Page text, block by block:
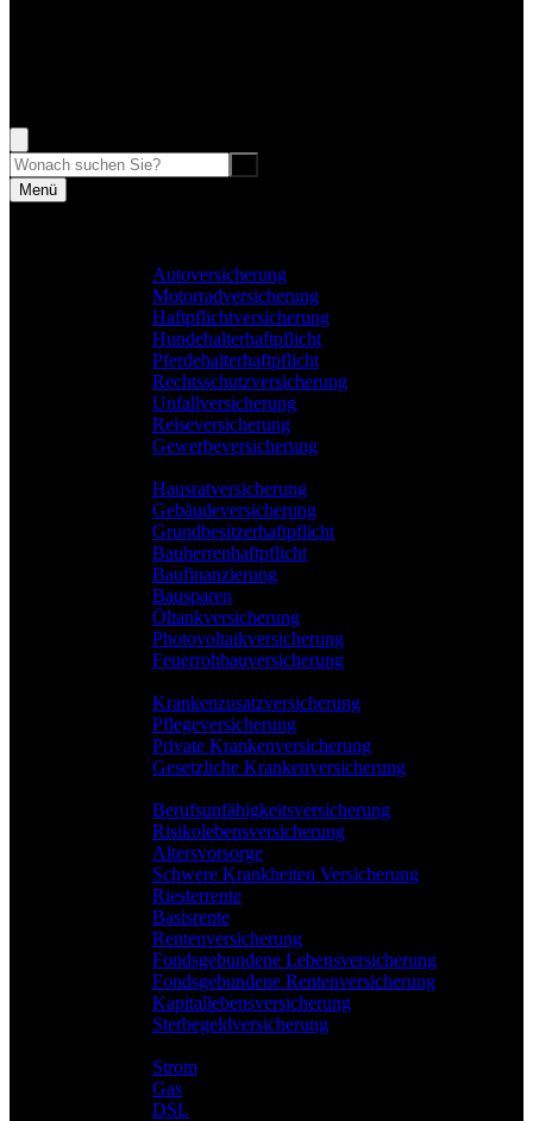
Menü
Autoversicherung
Motorradversicherung
Haftpflichtversicherung
Hundehalterhaftpflicht
Pferdehalterhaftpflicht
Rechtsschutzversicherung
Unfallversicherung
Reiseversicherung
Gewerbeversicherung
Hausratversicherung
Gebäudeversicherung
Grundbesitzerhaftpflicht
Bauherrenhaftpflicht
Baufinanzierung
Bausparen
Öltankversicherung
Photovoltaikversicherung
Feuerrohbauversicherung
Krankenzusatzversicherung
Pflegeversicherung
Private Krankenversicherung
Gesetzliche Krankenversicherung
Berufs­unfähigkeitsversicherung
Risikolebensversicherung
Altersvorsorge
Schwere Krankheiten Versicherung
Riesterrente
Basisrente
Rentenversicherung
Fondsgebundene Lebensversicherung
Fondsgebundene Rentenversicherung
Kapitallebensversicherung
Sterbegeldversicherung
Strom
Gas
DSL